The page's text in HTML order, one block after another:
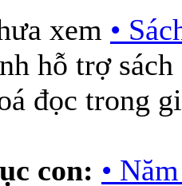
•
hỗ trợ
đọc trong
con: •